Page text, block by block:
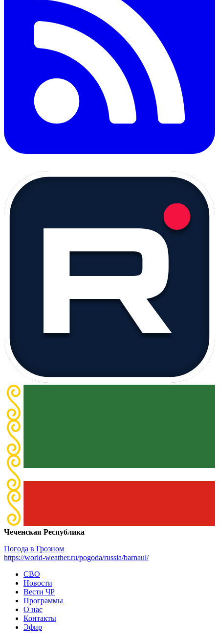
Чеченская Республика
Погода в Грозном
https://world-weather.ru/pogoda/russia/barnaul/
СВО
Новости
Вести ЧР
Программы
О нас
Контакты
Эфир